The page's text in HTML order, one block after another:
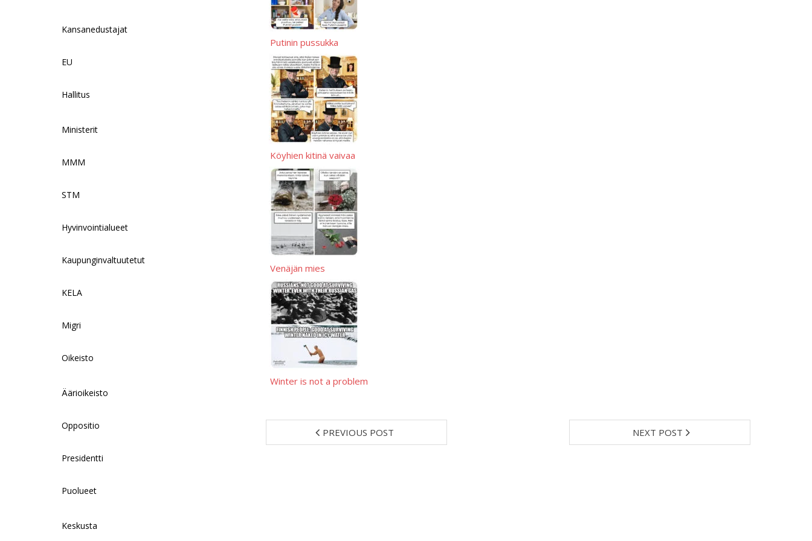
Putinin pussukka
Köyhien kitinä vaivaa
Venäjän mies
Winter is not a problem
PREVIOUS POST NEXT POST
Kansanedustajat
EU
Hallitus
Ministerit
MMM
STM
Hyvinvointialueet
Kaupunginvaltuutetut
KELA
Migri
Oikeisto
Äärioikeisto
Oppositio
Presidentti
Puolueet
Keskusta